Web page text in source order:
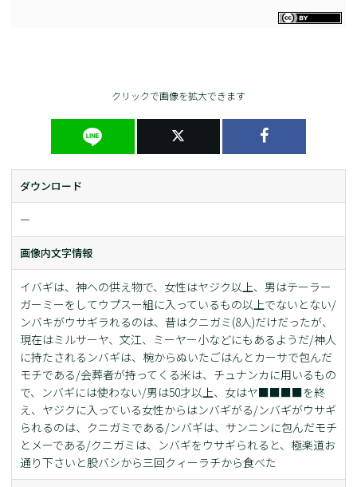
クリックで画像を拡大できます
ダウンロード
ー
画像内文字情報
イバギは、神への供え物で、女性はヤジク以上、男はテーラー
ガーミーをしてウプスー組に入っているもの以上でないとない/
ンバキがウサギラれるのは、昔はクニガミ(8人)だけだったが、
現在はミルサーヤ、文江、ミーヤー小などにもあるようだ/神人
に持たされるンバギは、椀からぬいたごはんとカーサで包んだ
モチである/会葬者が持ってくる米は、チュナンカに用いるもの
で、ンバギには使わない/男は50才以上、女はヤ■■■■を終
え、ヤジクに入っている女性からはンバギがる/ンバギがウサギ
られるのは、クニガミである/ンバギは、サンニンに包んだモチ
とメーである/クニガミは、ンバギをウサギられると、極楽道お
通り下さいと股バシから三回クィーラチから食べた